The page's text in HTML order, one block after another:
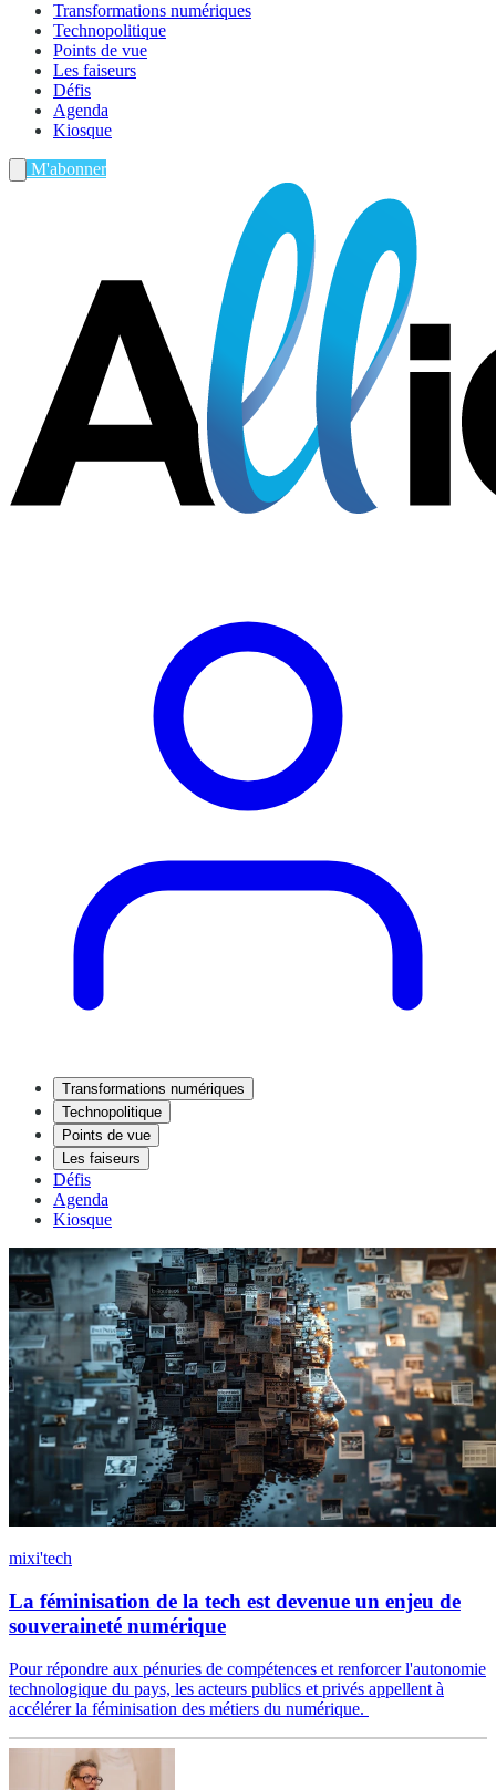
Transformations numériques
Technopolitique
Points de vue
Les faiseurs
Défis
Agenda
Kiosque
M'abonner
Transformations numériques
Technopolitique
Points de vue
Les faiseurs
Défis
Agenda
Kiosque
mixi'tech
La féminisation de la tech est devenue un enjeu de
souveraineté numérique
Pour répondre aux pénuries de compétences et renforcer l'autonomie
technologique du pays, les acteurs publics et privés appellent à
accélérer la féminisation des métiers du numérique.